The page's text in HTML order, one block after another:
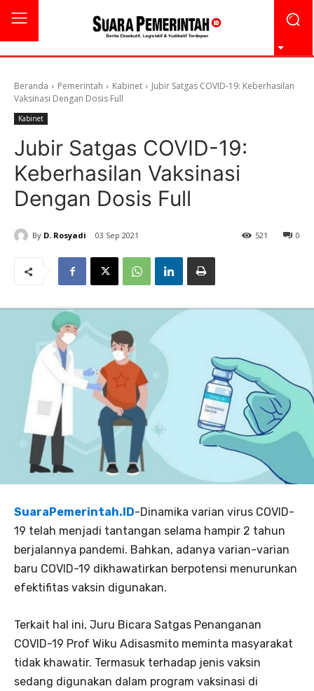
Beranda Pemerintah Kabinet
Jubir Satgas COVID-19: Keberhasilan
Vaksinasi Dengan Dosis Full
Kabinet
Jubir Satgas COVID-19:
Keberhasilan Vaksinasi
Dengan Dosis Full
By D. Rosyadi 03 Sep 2021 0
521
SuaraPemerintah.ID-Dinamika varian virus COVID-
19 telah menjadi tantangan selama hampir 2 tahun
berjalannya pandemi. Bahkan, adanya varian-varian
baru COVID-19 dikhawatirkan berpotensi menurunkan
efektifitas vaksin digunakan.
Terkait hal ini, Juru Bicara Satgas Penanganan
COVID-19 Prof Wiku Adisasmito meminta masyarakat
tidak khawatir. Termasuk terhadap jenis vaksin
sedang digunakan dalam program vaksinasi di